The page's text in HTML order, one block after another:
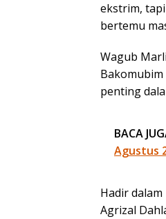
ekstrim,
bertemu
Wagub
penting
BACA
Agustus
Hadir
Agrizal